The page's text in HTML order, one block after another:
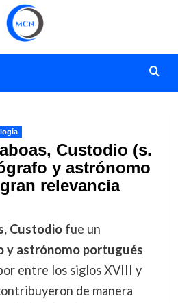
Custodio (s.
y astrónomo
relevancia
Custodiofue un
y astrónomo portugués
entre los siglos XVIII y
de manera